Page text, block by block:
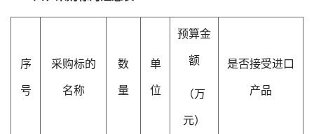
序
号
采购标的
名称
数
量
单
位
预算金
额
（万
元）
是否接受进口
产品